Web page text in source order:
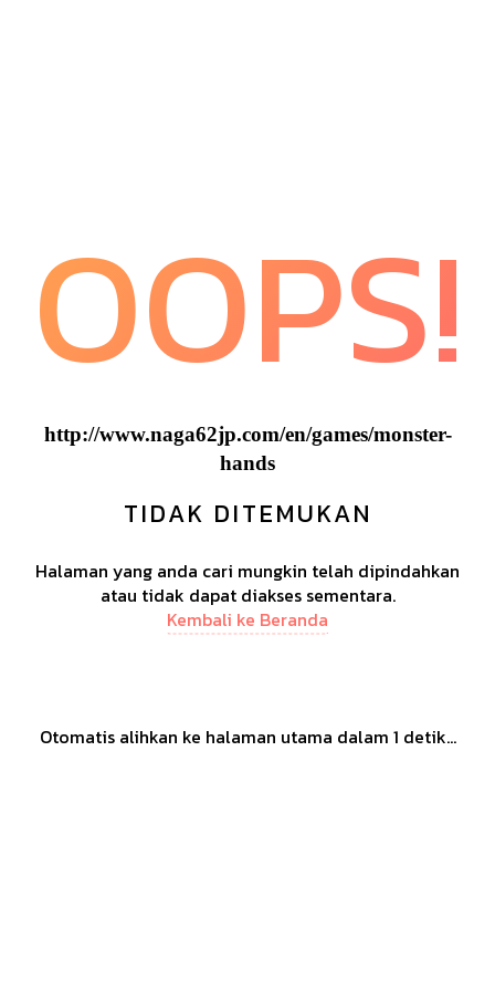
OOPS!
http://www.naga62jp.com/en/games/monster-
hands
TIDAK DITEMUKAN
Halaman yang anda cari mungkin telah dipindahkan
atau tidak dapat diakses sementara.
Kembali ke Beranda
Otomatis alihkan ke halaman utama dalam 1 detik...